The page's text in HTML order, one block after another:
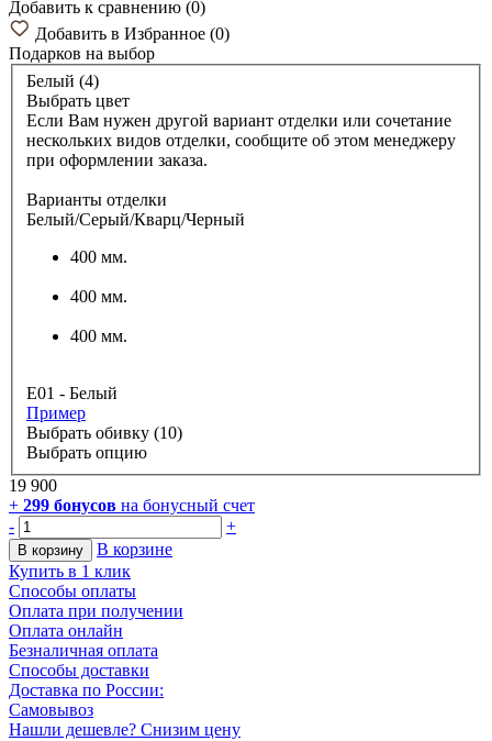
Добавить к сравнению (0)
Добавить в Избранное (0)
Подарков на выбор
Белый (4)
Выбрать цвет
Если Вам нужен другой вариант отделки или сочетание
нескольких видов отделки, сообщите об этом менеджеру
при оформлении заказа.
Варианты отделки
Белый/Серый/Кварц/Черный
400 мм.
400 мм.
400 мм.
E01 - Белый
Пример
Выбрать обивку (10)
Выбрать опцию
19 900
+ 299 бонусов на бонусный счет
-
+
В корзину
В корзине
Купить в 1 клик
Способы оплаты
Оплата при получении
Оплата онлайн
Безналичная оплата
Способы доставки
Доставка по России:
Самовывоз
Нашли дешевле? Снизим цену